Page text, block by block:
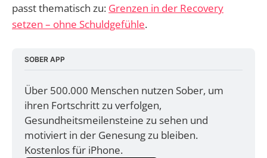
passt thematisch zu: Grenzen in der Recovery
setzen – ohne Schuldgefühle.
SOBER APP
Über 500.000 Menschen nutzen Sober, um
ihren Fortschritt zu verfolgen,
Gesundheitsmeilensteine zu sehen und
motiviert in der Genesung zu bleiben.
Kostenlos für iPhone.